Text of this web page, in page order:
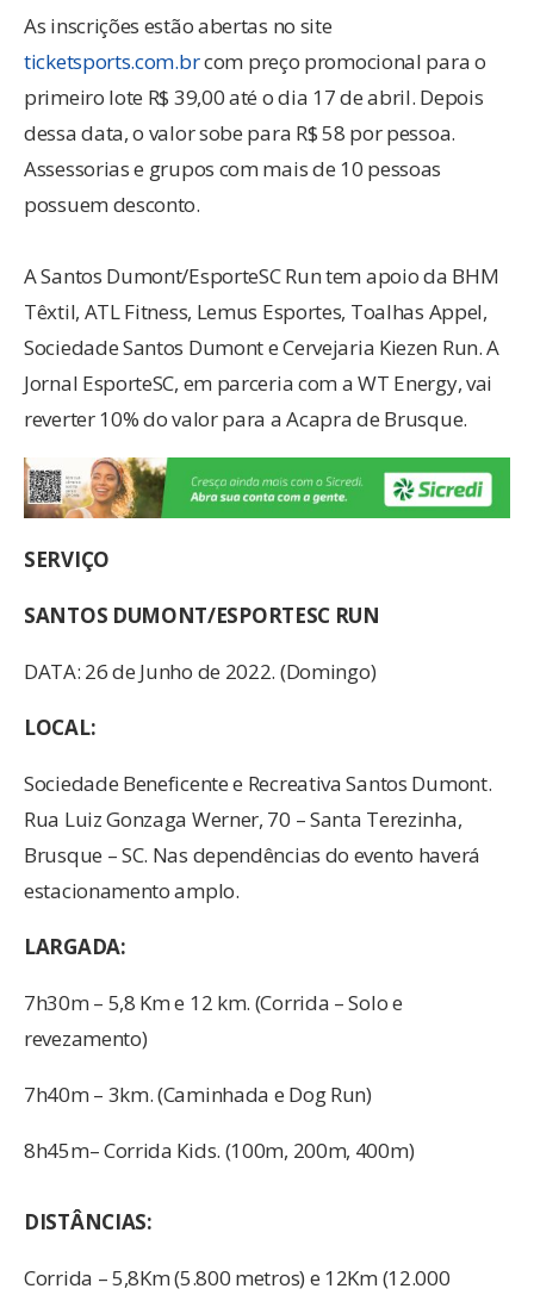
As inscrições estão abertas no site
ticketsports.com.brcom preço promocional para o
primeiro lote R$ 39,00 até o dia 17 de abril. Depois
dessa data, o valor sobe para R$ 58 por pessoa.
Assessorias e grupos com mais de 10 pessoas
possuem desconto.
A Santos Dumont/EsporteSC Run tem apoio da BHM
Têxtil, ATL Fitness, Lemus Esportes, Toalhas Appel,
Sociedade Santos Dumont e Cervejaria Kiezen Run. A
Jornal EsporteSC, em parceria com a WT Energy, vai
reverter 10% do valor para a Acapra de Brusque.
SERVIÇO
SANTOS DUMONT/ESPORTESC RUN
DATA: 26 de Junho de 2022. (Domingo)
LOCAL:
Sociedade Beneficente e Recreativa Santos Dumont.
Rua Luiz Gonzaga Werner, 70 – Santa Terezinha,
Brusque – SC. Nas dependências do evento haverá
estacionamento amplo.
LARGADA:
7h30m – 5,8 Km e 12 km. (Corrida – Solo e
revezamento)
7h40m – 3km. (Caminhada e Dog Run)
8h45m– Corrida Kids. (100m, 200m, 400m)
DISTÂNCIAS:
Corrida – 5,8Km (5.800 metros) e 12Km (12.000